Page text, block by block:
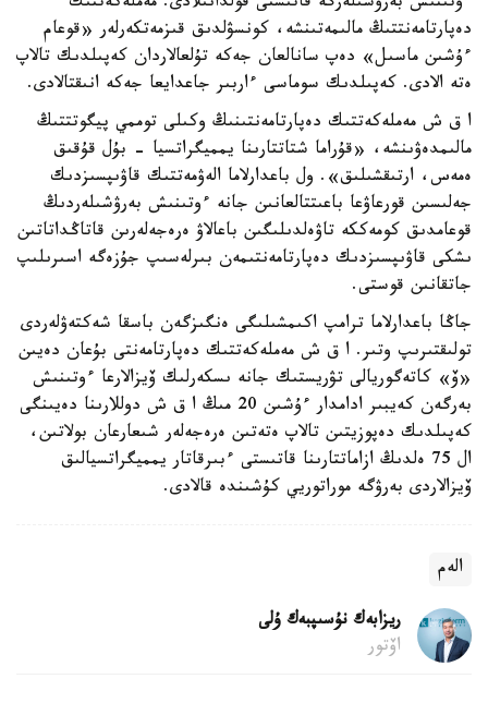
دەپارتامەنتتىڭ مالىمەتىنشە، كونسۋلدىق قىزمەتكەرلەر «قوعام
ءۇشىن ماسىل» دەپ سانالعان جەكە تۇلعالاردان كەپىلدىك تالاپ
ەتە الادى. كەپىلدىك سوماسى ءاربىر جاعدايعا جەكە انىقتالادى.
ا ق ش مەملەكەتتىك دەپارتامەنتىنىڭ وكىلى توممي پيگوتتتىڭ
مالىمدەۋىنشە، «قۇراما شتاتتارىنا يمميگراتسيا - بۇل قۇقىق
ەمەس، ارتىقشىلىق». ول باعدارلاما الەۋمەتتىك قاۋىپسىزدىك
جەلىسىن قورعاۋعا باعىتتالعانىن جانە ءوتىنىش بەرۋشىلەردىڭ
قوعامدىق كومەككە تاۋەلدىلىگىن باعالاۋ ەرەجەلەرىن قاتاڭداتاتىن
ىشكى قاۋىپسىزدىك دەپارتامەنتىمەن بىرلەسىپ جۇزەگە اسىرىلىپ
جاتقانىن قوستى.
جاڭا باعدارلاما ترامپ اكىمشىلىگى ەنگىزگەن باسقا شەكتەۋلەردى
تولىقتىرىپ وتىر. ا ق ش مەملەكەتتىك دەپارتامەنتى بۇعان دەيىن
«ۆ» كاتەگوريالى تۋريستىك جانە ىسكەرلىك ۆيزالارعا ءوتىنىش
بەرگەن كەيبىر ادامدار ءۇشىن 20 مىڭ ا ق ش دوللارىنا دەيىنگى
كەپىلدىك دەپوزيتىن تالاپ ەتەتىن ەرەجەلەر شىعارعان بولاتىن،
ال 75 ەلدىڭ ازاماتتارىنا قاتىستى ءبىرقاتار يمميگراتسيالىق
ۆيزالاردى بەرۋگە موراتوريي كۇشىندە قالادى.
الەم
ريزابەك نۇسىپبەك ۇلى
اۆتور